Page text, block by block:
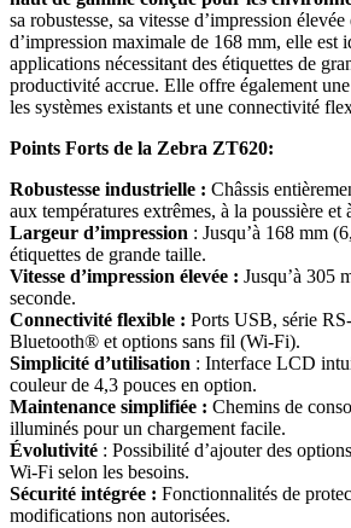
sa robustesse, sa vitesse d’impression
d’impression maximale de 168 mm, elle est
applications nécessitant des étiquettes de
productivité accrue. Elle offre également
les systèmes existants et une connectivité
Points Forts de la Zebra ZT620:
Robustesse industrielle : Châssis
aux températures extrêmes, à la poussière et
Largeur d’impression : Jusqu’à 168 mm
étiquettes de grande taille.
Vitesse d’impression élevée : Jusqu’à 305
seconde.
Connectivité flexible : Ports USB, série
Bluetooth® et options sans fil (Wi-Fi).
Simplicité d’utilisation : Interface LCD
couleur de 4,3 pouces en option.
Maintenance simplifiée : Chemins de
illuminés pour un chargement facile.
Évolutivité : Possibilité d’ajouter des
Wi-Fi selon les besoins.
Sécurité intégrée : Fonctionnalités de
modifications non autorisées.